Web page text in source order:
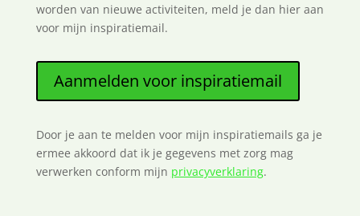
worden van nieuwe activiteiten, meld je dan hier aan
voor mijn inspiratiemail.
Aanmelden voor inspiratiemail
Door je aan te melden voor mijn inspiratiemails ga je
ermee akkoord dat ik je gegevens met zorg mag
verwerken conform mijn privacyverklaring.